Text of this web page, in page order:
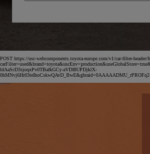
POST https://usc-webcomponents.toyota-europe.com/v1/car-filter-header/
ldAaScD3sjoqxPv0TBafkGCy-aVDI8UPDjklX-